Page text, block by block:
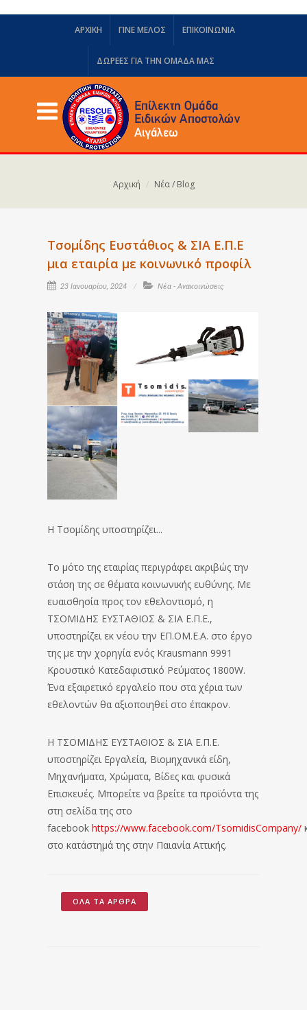
ΑΡΧΙΚΗ ΓΙΝΕ ΜΕΛΟΣ ΕΠΙΚΟΙΝΩΝΙΑ
ΔΩΡΕΈΣ ΓΙΑ ΤΗΝ ΟΜΆΔΑ ΜΑΣ
Αρχική Νέα / Blog
Τσομίδης Ευστάθιος & ΣΙΑ Ε.Π.Ε
μια εταιρία με κοινωνικό προφίλ
23 Ιανουαρίου, 2024 Νέα - Ανακοινώσεις
Η Τσομίδης υποστηρίζει...
Το μότο της εταιρίας περιγράφει ακριβώς την
στάση της σε θέματα κοινωνικής ευθύνης. Με
ευαισθησία προς τον εθελοντισμό, η
ΤΣΟΜΙΔΗΣ ΕΥΣΤΑΘΙΟΣ & ΣΙΑ Ε.Π.Ε.,
υποστηρίζει εκ νέου την ΕΠ.ΟΜ.Ε.Α. στο έργο
της με την χορηγία ενός Krausmann 9991
Κρουστικό Κατεδαφιστικό Ρεύματος 1800W.
Ένα εξαιρετικό εργαλείο που στα χέρια των
εθελοντών θα αξιοποιηθεί στο έπακρον.
Η ΤΣΟΜΙΔΗΣ ΕΥΣΤΑΘΙΟΣ & ΣΙΑ Ε.Π.Ε.
υποστηρίζει Εργαλεία, Βιομηχανικά είδη,
Μηχανήματα, Χρώματα, Bίδες και φυσικά
Επισκευές. Μπορείτε να βρείτε τα προϊόντα της
στη σελίδα της στο
facebook https://www.facebook.com/TsomidisCompany/
στο κατάστημά της στην Παιανία Αττικής.
ΌΛΑ ΤΑ ΆΡΘΡΑ